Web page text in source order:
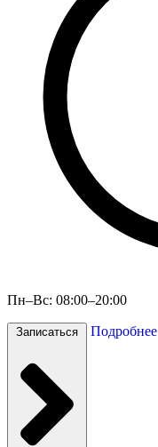
Пн–Вс: 08:00–20:00
Записаться Подробнее